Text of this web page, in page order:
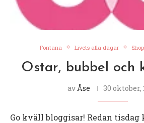
Fontana Livets alla dagar
Ostar, bubbel och
av Åse 30 oktober,
Go kväll bloggisar! Redan tisdag